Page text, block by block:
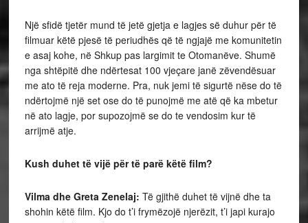
Një sfidë tjetër mund të jetë gjetja e lagjes së duhur për të
filmuar këtë pjesë të periudhës që të ngjajë me komunitetin
e asaj kohe, në Shkup pas largimit te Otomanëve. Shumë
nga shtëpitë dhe ndërtesat 100 vjeçare janë zëvendësuar
me ato të reja moderne. Pra, nuk jemi të sigurtë nëse do të
ndërtojmë një set ose do të punojmë me atë që ka mbetur
në ato lagje, por supozojmë se do te vendosim kur të
arrijmë atje.
Kush duhet të vijë për të parë këtë film?
Vilma dhe Greta Zenelaj: Të gjithë duhet të vijnë dhe ta
shohin këtë film. Kjo do t’i frymëzojë njerëzit, t’i japi kurajo